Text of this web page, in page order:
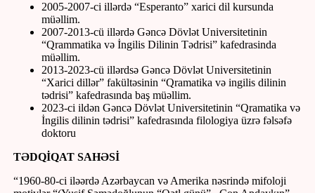
2005-2007-ci illərdə “Esperanto” xarici dil kursunda
müəllim.
2007-2013-cü illərdə Gəncə Dövlət Universitetinin
“Qrammatika və İngilis Dilinin Tədrisi” kafedrasinda
müəllim.
2013-2023-cü illərdsə Gəncə Dövlət Universitetinin
“Xarici dillər” fakültəsinin “Qramatika və ingilis dilinin
tədrisi” kafedrasında baş müəllim.
2023-ci ildən Gəncə Dövlət Universitetinin “Qramatika və
İngilis dilinin tədrisi” kafedrasında filologiya üzrə fəlsəfə
doktoru
TƏDQİQAT SAHƏSİ
“1960-80-ci iləərdə Azərbaycan və Amerika nəsrində mifoloji